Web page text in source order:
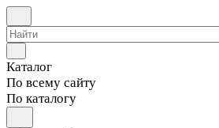
Каталог
По всему сайту
По каталогу